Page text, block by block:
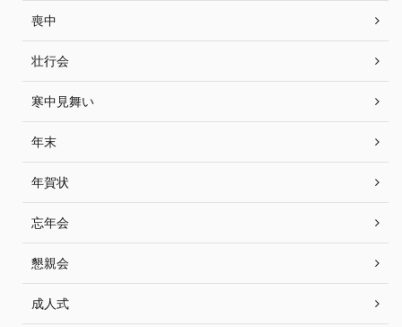
喪中
壮行会
寒中見舞い
年末
年賀状
忘年会
懇親会
成人式